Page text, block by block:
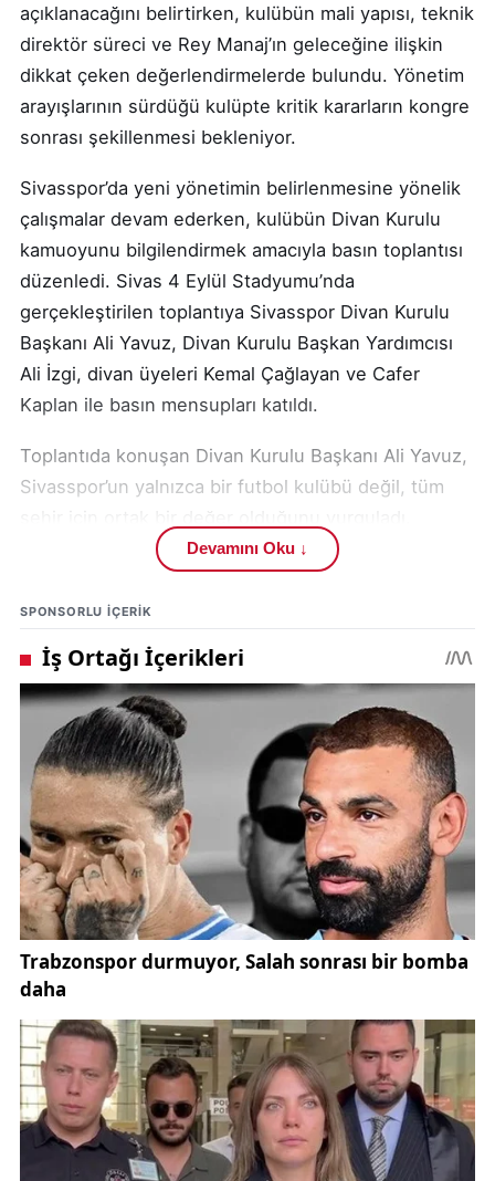
açıklanacağını belirtirken, kulübün mali yapısı, teknik
direktör süreci ve Rey Manaj’ın geleceğine ilişkin
dikkat çeken değerlendirmelerde bulundu. Yönetim
arayışlarının sürdüğü kulüpte kritik kararların kongre
sonrası şekillenmesi bekleniyor.
Sivasspor’da yeni yönetimin belirlenmesine yönelik
çalışmalar devam ederken, kulübün Divan Kurulu
kamuoyunu bilgilendirmek amacıyla basın toplantısı
düzenledi. Sivas 4 Eylül Stadyumu’nda
gerçekleştirilen toplantıya Sivasspor Divan Kurulu
Başkanı Ali Yavuz, Divan Kurulu Başkan Yardımcısı
Ali İzgi, divan üyeleri Kemal Çağlayan ve Cafer
Kaplan ile basın mensupları katıldı.
Toplantıda konuşan Divan Kurulu Başkanı Ali Yavuz,
Sivasspor’un yalnızca bir futbol kulübü değil, tüm
Bayram sonrasında kulüple ilgili kamuoyunda oluşan
sessizliğe dikkat çeken Yavuz, Sivasspor’un
geleceğine yönelik eleştirilere saygı duyduklarını
ifade etti.
Yavuz, divan kurulu olarak bayram öncesinde
kapsamlı temaslarda bulunduklarını belirterek,
geçmiş dönemlerde kulüpte görev almış yöneticiler
ve iş insanlarıyla çeşitli görüşmeler
gerçekleştirdiklerini söyledi. Bu temasların önemli
bir bölümünün kamuoyuna yansıtılmadığını dile
getiren Yavuz, bazı isimlerin görüşmelerin basına
açıklanmasına sıcak yaklaşmadığını kaydetti.
Kulübün zorlu bir süreçten geçtiğini ifade eden
Yavuz, Sivasspor’un ekonomik sıkıntılar yaşadığını
ancak kamuoyunda dile getirilen kayyum benzeri
senaryoların kulübe zarar verebileceğini belirtti.
Sivasspor ile ilgili son gelişmeler ve spor
gündemindeki diğer haberler için Gündem Sivas
Spor kategorisini takip edebilirsiniz.
Devamını Oku ↓
SPONSORLU IÇERIK